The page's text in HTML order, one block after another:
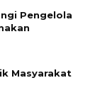
Pengelola
Masyarakat